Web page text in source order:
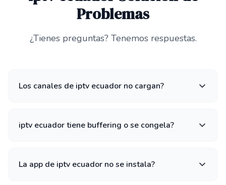
Problemas
¿Tienes preguntas? Tenemos respuestas.
Los canales de iptv ecuador no cargan?
iptv ecuador tiene buffering o se congela?
La app de iptv ecuador no se instala?